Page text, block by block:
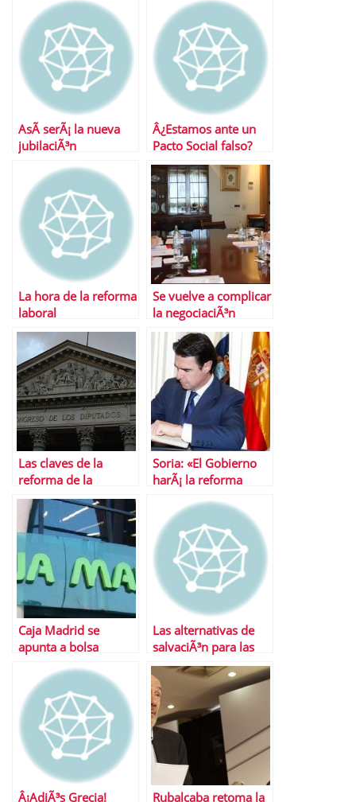
reforma
AsÃ­ serÃ¡ la nueva
jubilaciÃ³n
Â¿Estamos ante un
Pacto Social falso?
La hora de la reforma
laboral
Se vuelve a complicar
la negociaciÃ³n
colectiva
Las claves de la
reforma de la
negociaciÃ³n
colectiva aprobada
por el Congreso
Soria: «El Gobierno
harÃ¡ la reforma
determinaciÃ³n»
Caja Madrid se
apunta a bolsa
Las alternativas de
salvaciÃ³n para las
cajas de ahorro
Â¡AdiÃ³s Grecia!
Rubalcaba retoma la